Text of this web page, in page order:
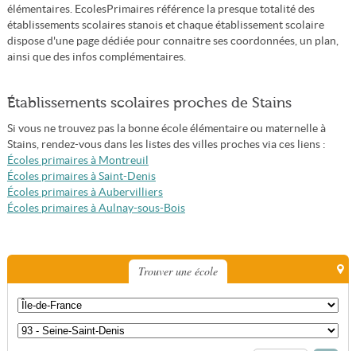
élémentaires. EcolesPrimaires référence la presque totalité des
établissements scolaires stanois et chaque établissement scolaire
dispose d'une page dédiée pour connaitre ses coordonnées, un plan,
ainsi que des infos complémentaires.
Établissements scolaires proches de Stains
Si vous ne trouvez pas la bonne école élémentaire ou maternelle à
Stains, rendez-vous dans les listes des villes proches via ces liens :
Écoles primaires à Montreuil
Écoles primaires à Saint-Denis
Écoles primaires à Aubervilliers
Écoles primaires à Aulnay-sous-Bois
Trouver une école